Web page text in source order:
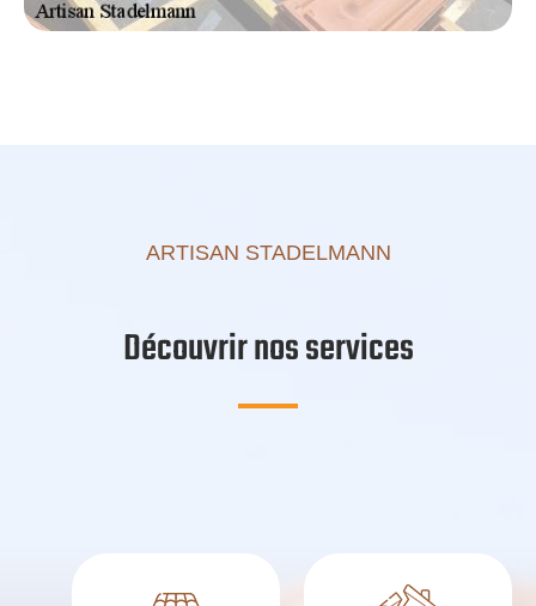
ARTISAN STADELMANN
Découvrir nos services